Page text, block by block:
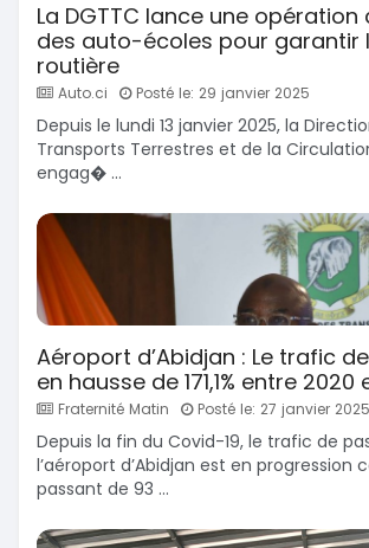
La DGTTC lance une
des auto-écoles pour garantir
routière
Auto.ci Posté le: 29 janvier 2025
Depuis le lundi 13 janvier 2025, la
Transports Terrestres et de la
engag� ...
Aéroport d’Abidjan : Le trafic
en hausse de 171,1% entre 2020
Fraternité Matin Posté le: 27 janvier 2025
Depuis la fin du Covid-19, le trafic de
l’aéroport d’Abidjan est en progression
passant de 93 ...